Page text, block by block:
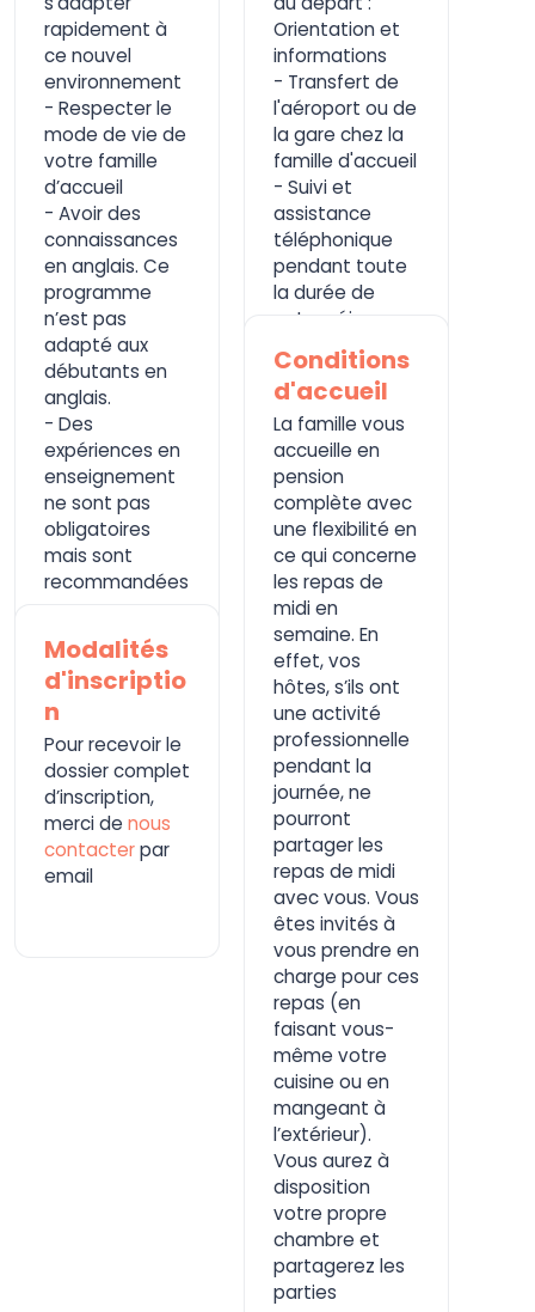
Orientation et
informations
- Transfert de
l'aéroport ou de
la gare chez la
famille d'accueil
- Suivi et
assistance
téléphonique
pendant toute
la durée de
votre séjour
- Les frais
d'adhésion à
l'association
rapidement à
ce nouvel
environnement
- Respecter le
mode de vie de
votre famille
d’accueil
- Avoir des
connaissances
en anglais. Ce
programme
n’est pas
adapté aux
débutants en
anglais.
- Des
expériences en
enseignement
ne sont pas
obligatoires
mais sont
recommandées
Conditions
d'accueil
La famille vous
accueille en
pension
complète avec
une flexibilité en
ce qui concerne
les repas de
midi en
semaine. En
effet, vos
hôtes, s’ils ont
une activité
professionnelle
pendant la
journée, ne
pourront
partager les
repas de midi
avec vous. Vous
êtes invités à
vous prendre en
charge pour ces
repas (en
faisant vous-
même votre
cuisine ou en
mangeant à
l’extérieur).
Vous aurez à
disposition
votre propre
chambre et
partagerez les
parties
Modalités
d'inscriptio
n
Pour recevoir le
dossier complet
d’inscription,
merci de nous
contacterpar
email